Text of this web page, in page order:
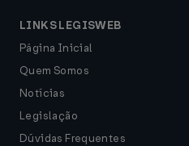
LINKS LEGISWEB
Página Inicial
Quem Somos
Notícias
Legislação
Dúvidas Frequentes